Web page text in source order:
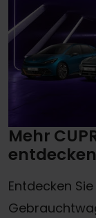
Mehr
entdecken
Entdecken